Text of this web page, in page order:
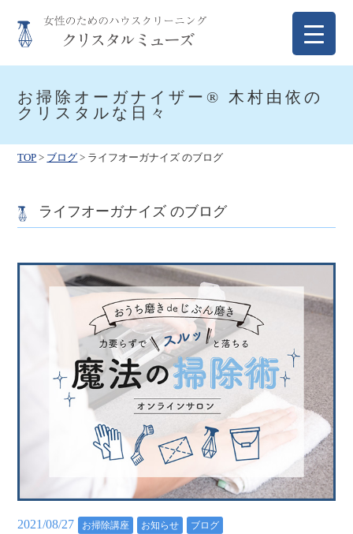
content
お掃除オーガナイザー® 木村由依の
クリスタルな日々
TOP > ブログ > ライフオーガナイズ のブログ
ライフオーガナイズ のブログ
2021/08/27 お掃除講座 お知らせ ブログ